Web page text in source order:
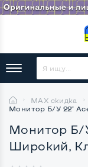
MAX скидка
Монитор Б/У 22"
Монитор Б/
Широкий,